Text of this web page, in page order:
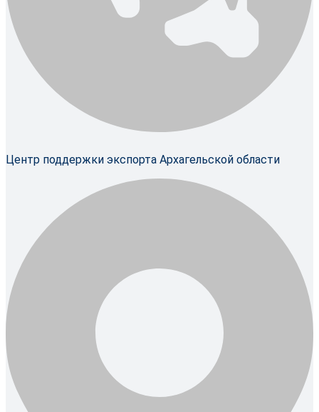
Центр поддержки экспорта Архагельской области